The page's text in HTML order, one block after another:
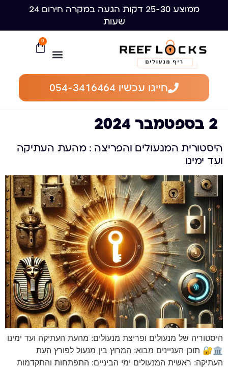
ממוצע 25-30 דקות הגעה במקרה חירום 24
שעות
0
חייגו עכשיו 054-3416464
2 בספטמבר 2024
היסטורית המנעולים והפריצה : מהעת העתיקה
ועד ימינו
היסטוריה של מנעולים ופריצת מנעולים: מהעת העתיקה ועד ימינו
🏛️🔐 תוכן העניינים מבוא: המרוץ בין מנעול לפורץ העת
העתיקה: ראשית המנעולים ימי הביניים: התפתחות והתקדמות